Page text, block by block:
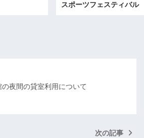
スポーツフェスティバル
の夜間の貸室利用について
次の記事